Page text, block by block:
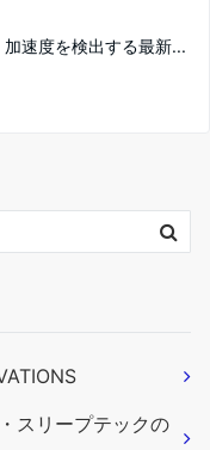
速度を検出する最新...
スリープテックの